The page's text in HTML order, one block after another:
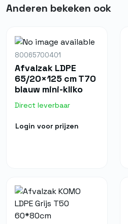
Anderen bekeken ook
80065700401
Afvalzak LDPE
65/20×125 cm T70
blauw mini-kliko
Direct leverbaar
Login voor prijzen